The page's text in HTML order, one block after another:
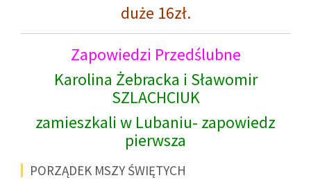
duże 16zł.
Zapowiedzi Przedślubne
Karolina Żebracka i Sławomir
SZLACHCIUK
zamieszkali w Lubaniu- zapowiedz
pierwsza
PORZĄDEK MSZY ŚWIĘTYCH